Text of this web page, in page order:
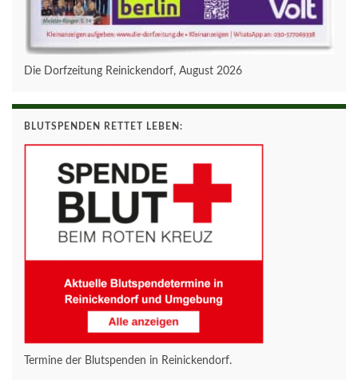
Die Dorfzeitung Reinickendorf, August 2026
BLUTSPENDEN RETTET LEBEN:
Termine der Blutspenden in Reinickendorf.